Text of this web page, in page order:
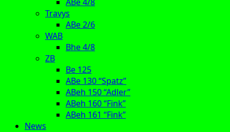
Travys
ABe 2/6
WAB
Bhe 4/8
ZB
Be 125
ABe 130 “Spatz”
ABeh 150 “Adler”
ABeh 160 “Fink”
ABeh 161 “Fink”
News